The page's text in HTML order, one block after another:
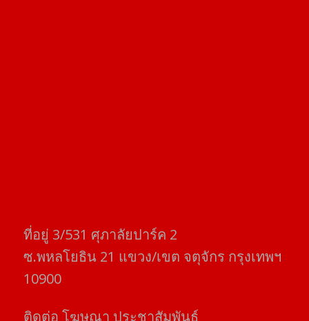
ที่อยู่​ 3/531​ ศุภาลัยปาร์ค​ 2
ซ.พหลโยธิน​ 21​ แขวง/เขต​ จตุจักร​ กรุงเทพฯ
10900
ติดต่อ​ โฆษณา​ ประชาสัมพันธ์